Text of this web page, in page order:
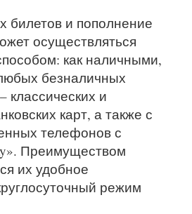
билетов и пополнение
осуществляться
как наличными,
безналичных
классических и
карт, а также с
телефонов с
Преимуществом
их удобное
режим